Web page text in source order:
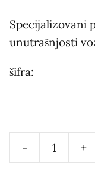
Specijalizovani
unutrašnjosti
šifra:
- +